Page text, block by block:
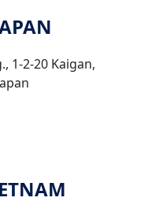
1-2-20 Kaigan,